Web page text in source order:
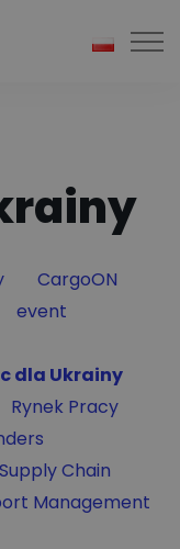
Filter by
CargoON
Filter by
event
dla Ukrainy
Filter by
Rynek Pracy
Filter by
Supply Chain
Management